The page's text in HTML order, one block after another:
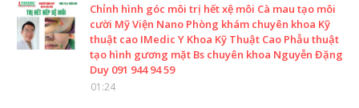
Chỉnh hình góc môi trị hết xệ môi Cà mau tạo môi
cười Mỹ Viện Nano Phòng khám chuyên khoa Kỹ
thuật cao IMedic Y Khoa Kỹ Thuật Cao Phẫu thuật
tạo hình gương mặt Bs chuyên khoa Nguyễn Đặng
Duy 091 944 94 59
01:24